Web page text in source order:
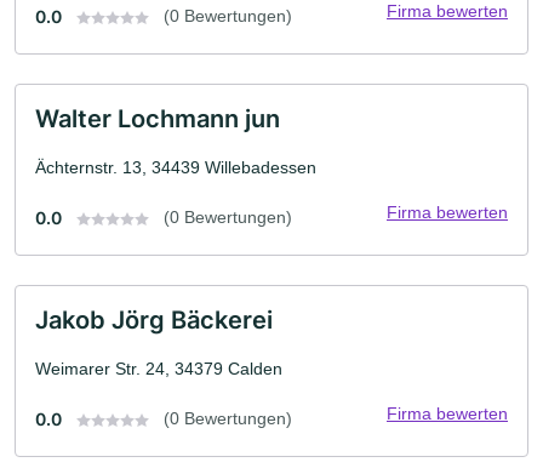
0.0 (0 Bewertungen) Firma bewerten
Walter Lochmann jun
Ächternstr. 13, 34439 Willebadessen
0.0 (0 Bewertungen) Firma bewerten
Jakob Jörg Bäckerei
Weimarer Str. 24, 34379 Calden
0.0 (0 Bewertungen) Firma bewerten